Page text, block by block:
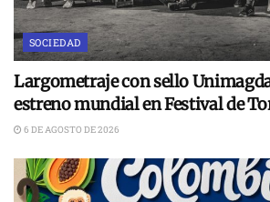
SOCIEDAD
Largometraje con sello
estreno mundial en Festival de
6 DE AGOSTO DE 2026